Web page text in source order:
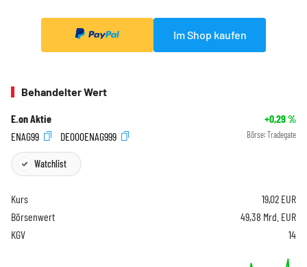
Im Shop kaufen
Behandelter Wert
E.on Aktie +0,29%
ENAG99
DE000ENAG999 Börse: Tradegate
Watchlist
Kurs 19,02 EUR
Börsenwert
49,38 Mrd. EUR
KGV
14